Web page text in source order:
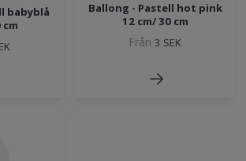
babyblå
cm
Ballong - Pastell hot pink
12 cm/ 30 cm
Från 3 SEK